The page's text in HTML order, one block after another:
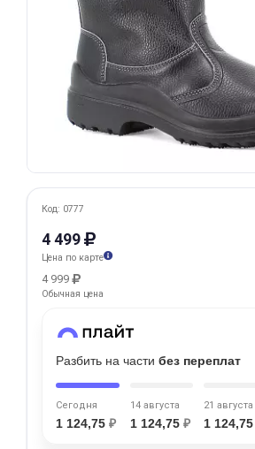
Код: 0777
4 499
Цена по карте
4 999
Обычная цена
Разбить на части без переплат
Сегодня
1 124,75 ₽
14 августа
1 124,75 ₽
21 августа
1 124,75
Добавляйте товары
в корзину
Оплачивайте сегодня только
25% картой любого банка
Получайте товар
выбранный способом
Оставшиеся
списываться
Подробнее
об оплате Плайтом